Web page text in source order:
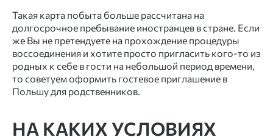
Такая карта побыта больше рассчитана на
долгосрочное пребывание иностранцев в стране. Если
же Вы не претендуете на прохождение процедуры
воссоединения и хотите просто пригласить кого-то из
родных к себе в гости на небольшой период времени,
то советуем оформить гостевое приглашение в
Польшу для родственников.
НА КАКИХ УСЛОВИЯХ